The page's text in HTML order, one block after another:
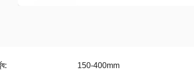
150-400mm